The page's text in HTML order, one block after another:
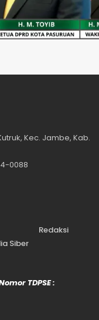
Kec. Jambe, Kab.
0088
Redaksi
Siber
TDPSE :